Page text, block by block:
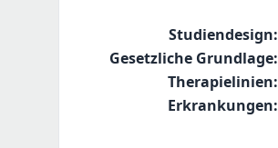
Studiendesign:
Gesetzliche Grundlage:
Therapielinien:
Erkrankungen: